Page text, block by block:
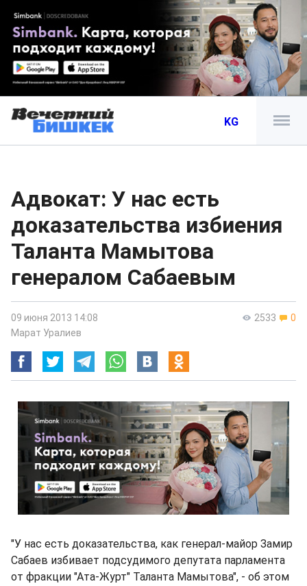
KG
Адвокат: У нас есть
доказательства избиения
Таланта Мамытова
генералом Сабаевым
2533 0
09 июня 2013 14:08
Марат Уралиев
"У нас есть доказательства, как генерал-майор Замир
Сабаев избивает подсудимого депутата парламента
от фракции "Ата-Журт" Таланта Мамытова", - об этом